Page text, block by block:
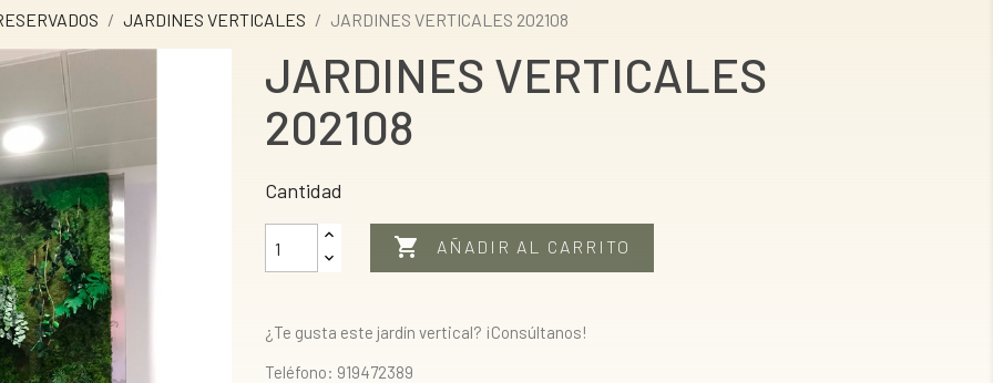
JARDINES VERTICALES JARDINES VERTICALES 202108
JARDINES VERTICALES
202108
Cantidad
 AÑADIR AL CARRITO
¿Te gusta este jardín vertical? ¡Consúltanos!
Teléfono: 919472389